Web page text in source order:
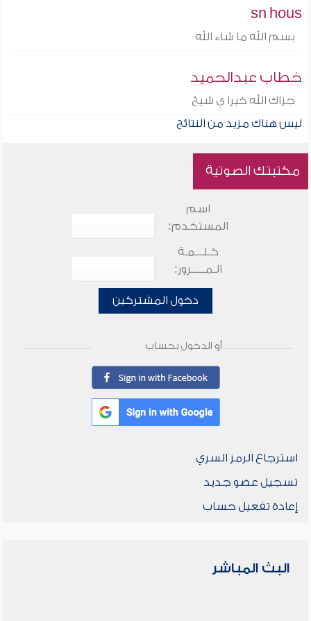
sn hous
بسم الله ما شاء الله
خطاب عبدالحميد
جزاك الله خيرا ي شيخ
ليس هناك مزيد من النتائج
مكتبتك الصوتية
اسم
المستخدم:
كـلـــمـة
الـمـــــرور:
دخول المشتركين
أو الدخول بحساب
استرجاع الرمز السري
تسجيل عضو جديد
إعادة تفعيل حساب
البث المباشر